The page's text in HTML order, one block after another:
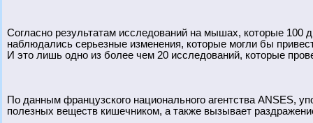
Согласно результатам исследований на мышах, которые 100
наблюдались серьезные изменения, которые могли бы
И это лишь одно из более чем 20 исследований, которые
По данным французского национального агентства ANSES,
полезных веществ кишечником, а также вызывает